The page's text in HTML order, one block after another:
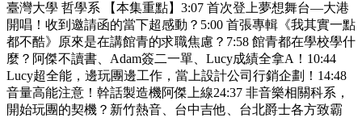
臺灣大學 哲學系 【本集重點】3:07 首次登上夢想舞台—大港
開唱！收到邀請函的當下超感動？5:00 首張專輯《我其實一點
都不酷》原來是在講館青的求職焦慮？7:58 館青都在學校學什
麼？阿傑不讀書、Adam簽二一單、Lucy成績全拿A！10:44
Lucy超全能，邊玩團邊工作，當上設計公司行銷企劃！14:48
音量高能注意！幹話製造機阿傑上線24:37 非音樂相關科系，
開始玩團的契機？新竹熱音、台中吉他、台北爵士各方致霸